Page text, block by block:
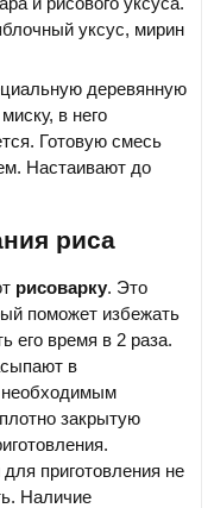
уксус, мирин
деревянную
в него
Готовую смесь
Настаивают до
риса
рисоварку. Это
поможет избежать
его время в 2 раза.
в
закрытую
приготовления не
Наличие